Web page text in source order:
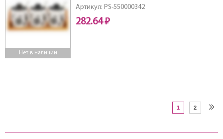
Нет в наличии
Артикул: PS-550000342
282.64 ₽
1 2